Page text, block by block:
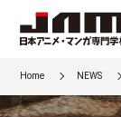
Home NEWS